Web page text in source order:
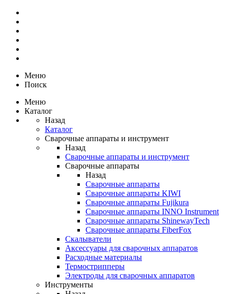
Меню
Поиск
Меню
Каталог
Назад
Каталог
Сварочные аппараты и инструмент
Назад
Сварочные аппараты и инструмент
Сварочные аппараты
Назад
Сварочные аппараты
Сварочные аппараты KIWI
Сварочные аппараты Fujikura
Сварочные аппараты INNO Instrument
Сварочные аппараты ShinewayTech
Cварочные аппараты FiberFox
Скалыватели
Аксессуары для сварочных аппаратов
Расходные материалы
Термострипперы
Электроды для сварочных аппаратов
Инструменты